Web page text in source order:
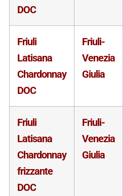
DOC
Friuli
Latisana
Chardonnay
DOC
Friuli-
Venezia
Giulia
Friuli
Latisana
Chardonnay
frizzante
DOC
Friuli-
Venezia
Giulia